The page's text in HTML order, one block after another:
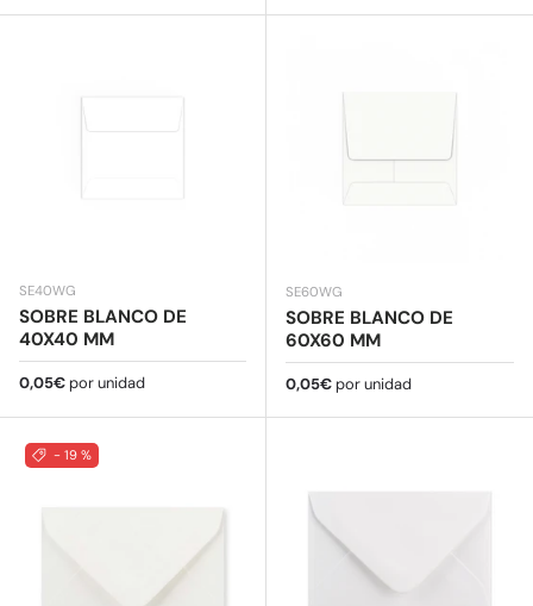
SE40WG
SOBRE BLANCO DE
40X40 MM
Precio normal
0,05€ por unidad
SE60WG
SOBRE BLANCO DE
60X60 MM
Precio normal
0,05€ por unidad
- 19 %